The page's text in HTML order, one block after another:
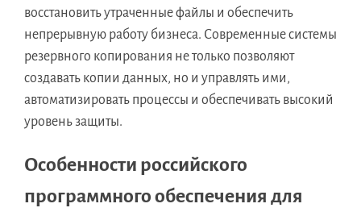
восстановить утраченные файлы и обеспечить
непрерывную работу бизнеса. Современные системы
резервного копирования не только позволяют
создавать копии данных, но и управлять ими,
автоматизировать процессы и обеспечивать высокий
уровень защиты.
Особенности российского
программного обеспечения для